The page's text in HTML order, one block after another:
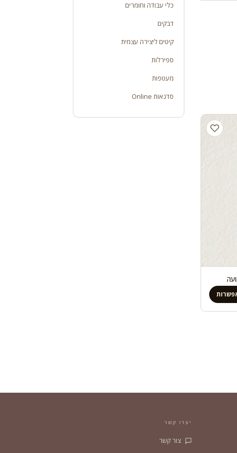
כלי עבודה וחומרים
דבקים
קיטים ליצירה עצמית
ספירלות
מעטפות
סדנאות Online
יצרו קשר
צור קשר